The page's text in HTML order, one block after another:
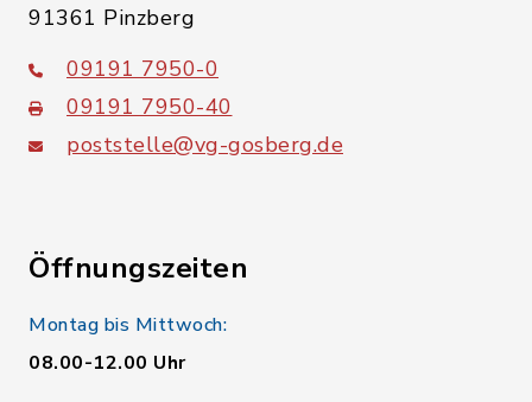
91361 Pinzberg
09191 7950-0
09191 7950-40
poststelle@vg-gosberg.de
Öffnungszeiten
Montag bis Mittwoch:
08.00-12.00 Uhr